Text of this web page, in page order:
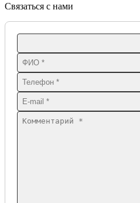
Связаться с нами